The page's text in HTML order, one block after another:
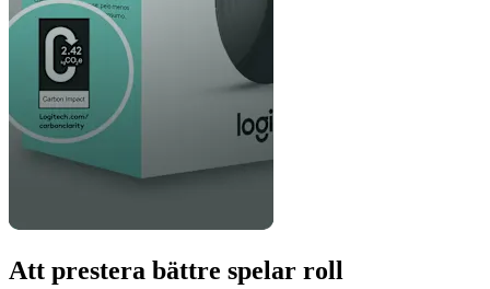
Att prestera bättre spelar roll